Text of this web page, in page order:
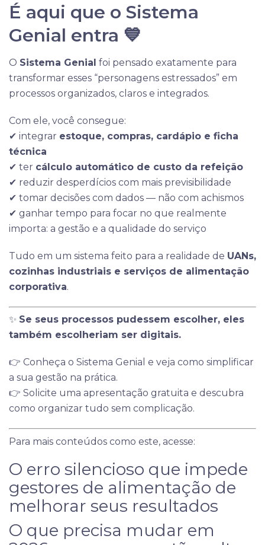
É aqui que o Sistema
Genial entra 💙
O Sistema Genial foi pensado exatamente para
transformar esses “personagens estressados” em
processos organizados, claros e integrados.
Com ele, você consegue:
✔ integrar estoque, compras, cardápio e ficha
técnica
✔ ter cálculo automático de custo da refeição
✔ reduzir desperdícios com mais previsibilidade
✔ tomar decisões com dados — não com achismos
✔ ganhar tempo para focar no que realmente
importa: a gestão e a qualidade do serviço
Tudo em um sistema feito para a realidade de UANs,
cozinhas industriais e serviços de alimentação
corporativa.
✨ Se seus processos pudessem escolher, eles
também escolheriam ser digitais.
👉 Conheça o Sistema Genial e veja como simplificar
a sua gestão na prática.
👉 Solicite uma apresentação gratuita e descubra
como organizar tudo sem complicação.
Para mais conteúdos como este, acesse:
O erro silencioso que impede
gestores de alimentação de
melhorar seus resultados
O que precisa mudar em